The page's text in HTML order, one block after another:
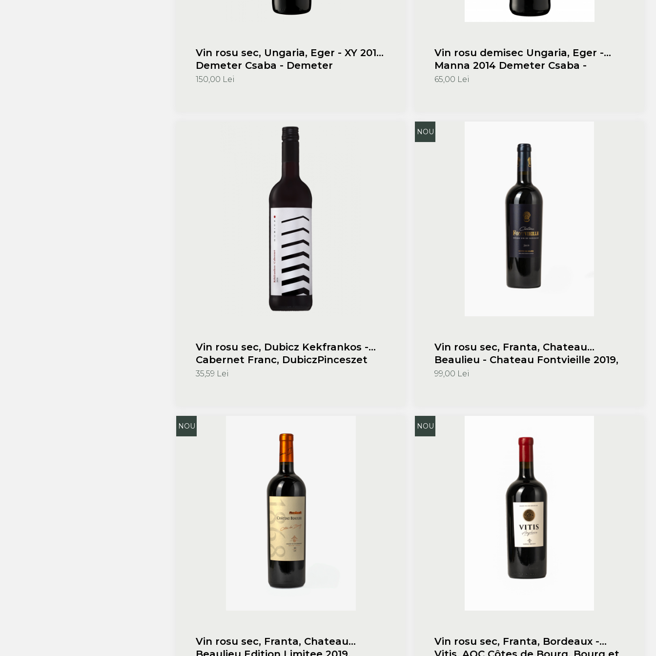
Vin rosu sec, Ungaria, Eger - XY 2018
Demeter Csaba - Demeter
Pinceszet
150,00 Lei
Vin rosu demisec Ungaria, Eger -
Manna 2014 Demeter Csaba -
Demeter Pinceszet
65,00 Lei
Vin rosu sec, Dubicz Kekfrankos -
Cabernet Franc, DubiczPinceszet
35,59 Lei
NOU
Vin rosu sec, Franta, Chateau
Beaulieu - Chateau Fontvieille 2019,
Chateau Beaulieu
99,00 Lei
NOU
Vin rosu sec, Franta, Chateau
NOU
Vin rosu sec, Franta, Bordeaux -